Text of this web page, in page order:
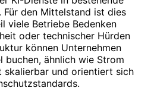
Für den Mittelstand ist dies
viele Betriebe Bedenken
oder technischer Hürden
können Unternehmen
buchen, ähnlich wie Strom
skalierbar und orientiert sich